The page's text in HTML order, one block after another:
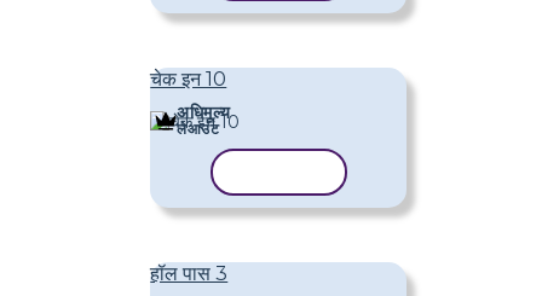
चेक इन 10
अधिमूल्य
लेआउट
हॉल पास 3